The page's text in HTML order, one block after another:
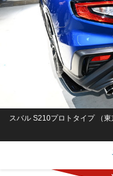
スバル S210プロトタイプ （